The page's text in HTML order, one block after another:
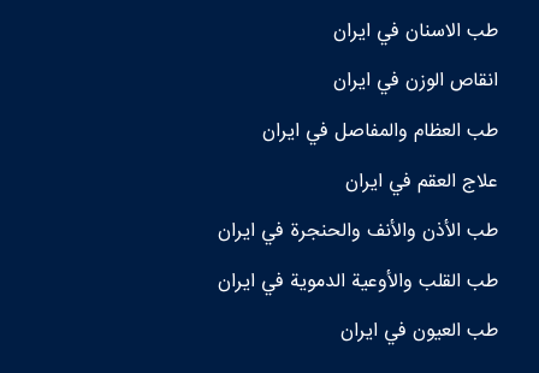
طب الاسنان في ايران
انقاص الوزن في ايران
طب العظام والمفاصل في ايران
علاج العقم في ايران
طب الأذن والأنف والحنجرة في ايران
طب القلب والأوعية الدموية في ايران
طب العيون في ايران